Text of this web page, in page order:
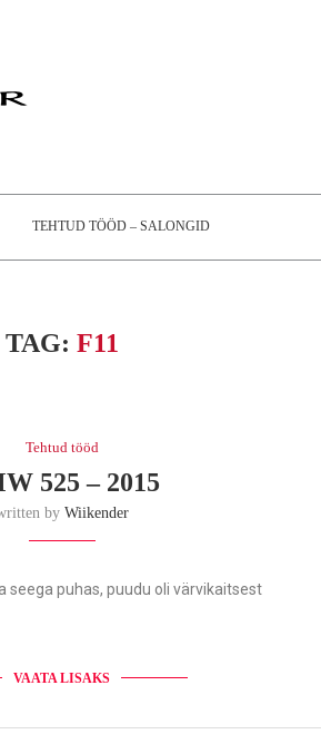
TEHTUD TÖÖD – SALONGID
TAG: F11
Tehtud tööd
525 – 2015
by Wiikender
puhas, puudu oli värvikaitsest
VAATA LISAKS